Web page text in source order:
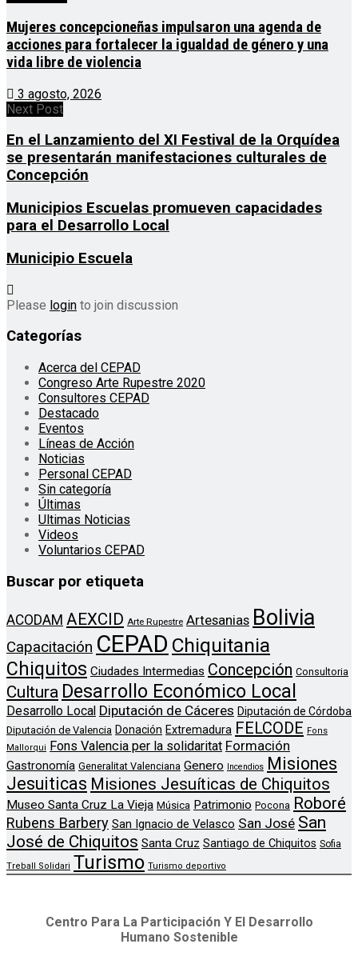
Mujeres concepcioneñas impulsaron una agenda de
acciones para fortalecer la igualdad de género y una
vida libre de violencia
3 agosto, 2026
Next Post
En el Lanzamiento del XI Festival de la Orquídea
se presentarán manifestaciones culturales de
Concepción
Municipios Escuelas promueven capacidades
para el Desarrollo Local
Municipio Escuela
Please login to join discussion
Categorías
Acerca del CEPAD
Congreso Arte Rupestre 2020
Consultores CEPAD
Destacado
Eventos
Líneas de Acción
Noticias
Personal CEPAD
Sin categoría
Últimas
Ultimas Noticias
Videos
Voluntarios CEPAD
Buscar por etiqueta
ACODAM AEXCID Arte Rupestre Artesanias Bolivia
Capacitación CEPAD Chiquitania
Chiquitos Ciudades Intermedias Concepción Consultoria
Cultura Desarrollo Económico Local
Desarrollo Local Diputación de Cáceres Diputación de Córdoba
Diputación de Valencia Donación Extremadura FELCODE Fons
Mallorqui
Fons Valencia per la solidaritat Formación
Gastronomía Generalitat Valenciana Genero Incendios
Misiones
Jesuiticas Misiones Jesuíticas de Chiquitos
Museo Santa Cruz La Vieja Música Patrimonio Pocona Roboré
Rubens Barbery San Ignacio de Velasco San José San
José de Chiquitos Santa Cruz Santiago de Chiquitos Sofia
Treball Solidari Turismo Turismo deportivo
Centro Para La Participación Y El Desarrollo
Humano Sostenible